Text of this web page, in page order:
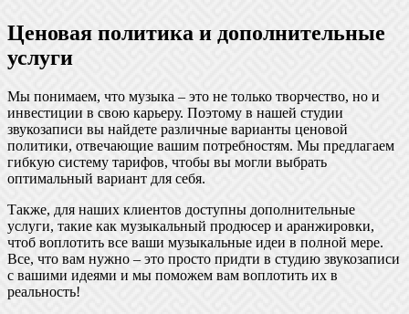
Ценовая политика и дополнительные
услуги
Мы понимаем, что музыка – это не только творчество, но и
инвестиции в свою карьеру. Поэтому в нашей студии
звукозаписи вы найдете различные варианты ценовой
политики, отвечающие вашим потребностям. Мы предлагаем
гибкую систему тарифов, чтобы вы могли выбрать
оптимальный вариант для себя.
Также, для наших клиентов доступны дополнительные
услуги, такие как музыкальный продюсер и аранжировки,
чтоб воплотить все ваши музыкальные идеи в полной мере.
Все, что вам нужно – это просто придти в студию звукозаписи
с вашими идеями и мы поможем вам воплотить их в
реальность!